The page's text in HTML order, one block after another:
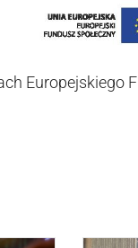
Europejskiego